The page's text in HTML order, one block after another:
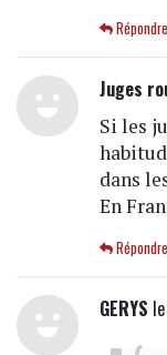
Répondre
Juges
Si les
dans
En
Répondre
GERYS